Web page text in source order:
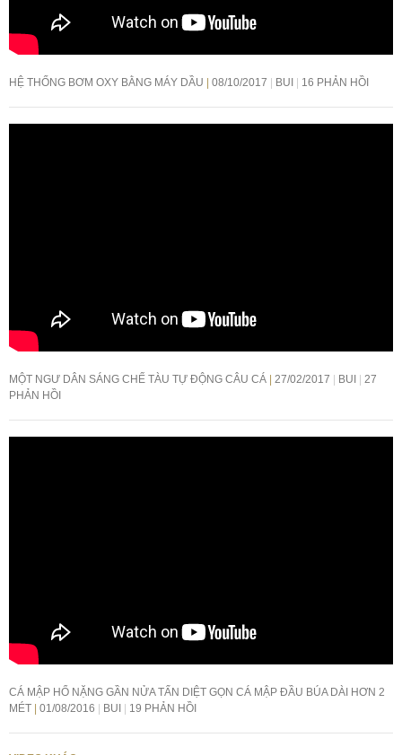
HỆ THỐNG BƠM OXY BẰNG MÁY DẦU 08/10/2017 BUI 16 PHẢN HỒI
MỘT NGƯ DÂN SÁNG CHẾ TÀU TỰ ĐỘNG CÂU CÁ 27/02/2017 BUI
27
PHẢN HỒI
CÁ MẬP HỔ NẶNG GẦN NỬA TẤN DIỆT GỌN CÁ MẬP ĐẦU BÚA DÀI HƠN 2
MÉT
01/08/2016 BUI 19 PHẢN HỒI